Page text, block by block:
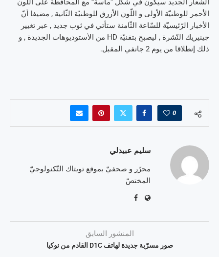
الشّعار الجديد سيكون في شكل “ماسة” مع المحافظة على اللّون
الأحمر للوطنيّة الأولى و اللّون الأزرق للوطنيّة الثّانية , مضيفا أنّ
الأخبار الرّئيسيّة للسّاعة الثّامنة ستأتي في ثوب جديد , عبر تغيير
جينيريك النّشرة , ليصبح بتقنيّة HD من الأستوديوهات الجديدة , و
ذلك إنطلاقا من يوم 2 جانفي المقبل.
0
سليم عبيدلي
محرّر و صحفيّ بموقع تويتاك التّكنولوجيّ
المختصّ
المنشور السابق
صور مسرّبة جديدة لهاتف D1C القادم من نوكيا